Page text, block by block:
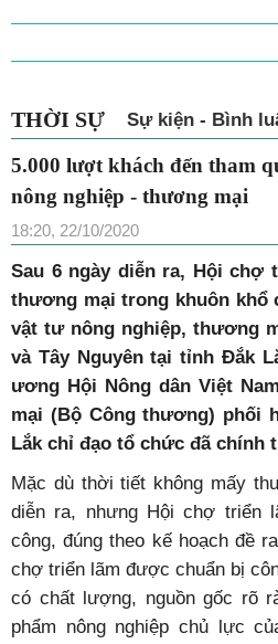
THỜI SỰ Sự kiện - Bình
5.000 lượt khách đến tham
nông nghiệp - thương mại
18:20, 22/10/2020
Sau 6 ngày diễn ra, Hội chợ
thương mại trong khuôn khổ
vật tư nông nghiệp, thương
và Tây Nguyên tại tỉnh Đắk
ương Hội Nông dân Việt
mại (Bộ Công thương) phối
Lắk chỉ đạo tổ chức đã chính
Mặc dù thời tiết không mấy
diễn ra, nhưng Hội chợ triển
công, đúng theo kế hoạch đề
chợ triển lãm được chuẩn bị
có chất lượng, nguồn gốc rõ
phẩm nông nghiệp chủ lực